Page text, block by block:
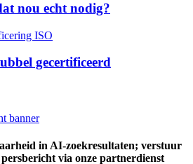
nou echt nodig?
gecertificeerd
in AI-zoekresultaten; verstuur
via onze partnerdienst